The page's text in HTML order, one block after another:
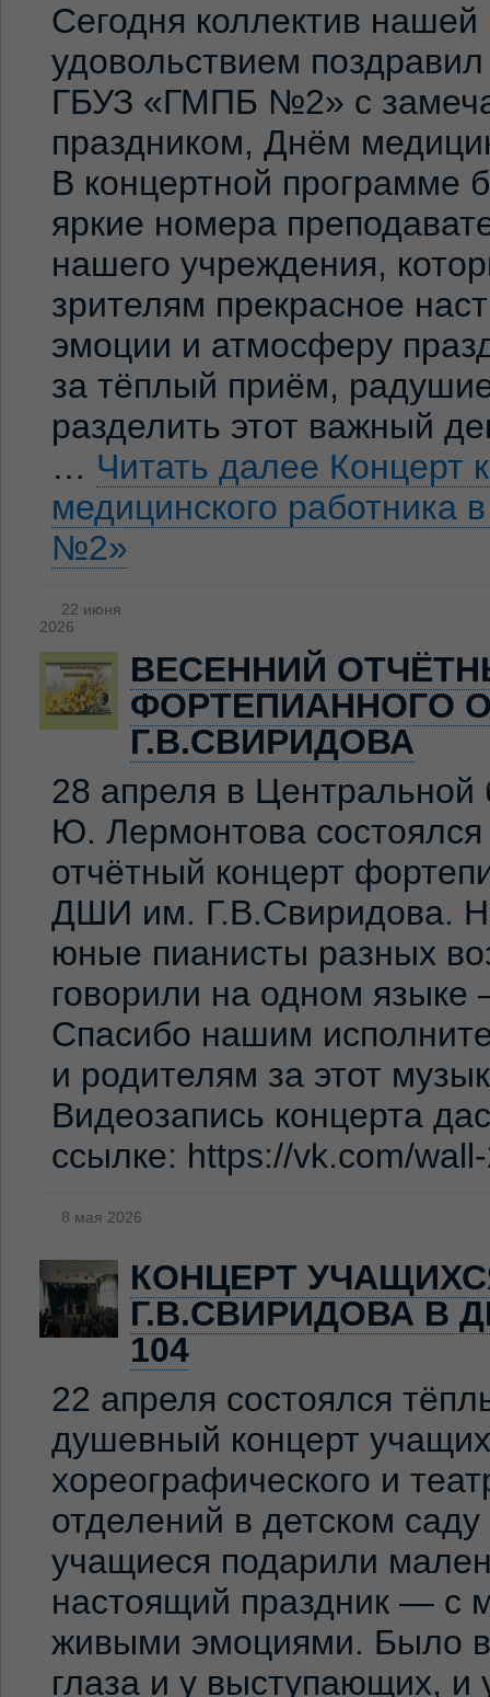
Сегодня коллектив
удовольствием
ГБУЗ «ГМПБ №2» с
праздником, Днём
В концертной программе
яркие номера
нашего учреждения,
зрителям прекрасное
эмоции и атмосферу
за тёплый приём,
разделить этот важный
… Читать далее Концерт
медицинского
№2»
22 июня
2026
ВЕСЕННИЙ
ФОРТЕПИАННОГО
Г.В.СВИРИДОВА
28 апреля в
Ю. Лермонтова состоялся
отчётный концерт
ДШИ им. Г.В.Свиридова.
юные пианисты разных
говорили на одном
Спасибо нашим
и родителям за этот
Видеозапись концерта
ссылке: https://vk.com/
8 мая 2026
КОНЦЕРТ
Г.В.СВИРИДОВА В
104
22 апреля состоялся
душевный концерт
хореографического и
отделений в детском
учащиеся подарили
настоящий праздник — с
живыми эмоциями. Было
глаза и у выступающих,